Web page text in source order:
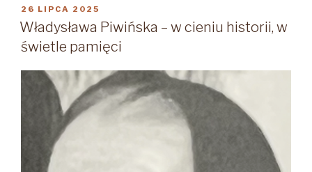
de
domo
Parys
–
1942”
OPUBLIKOWANE
W
26 LIPCA 2025
Władysława Piwińska – w cieniu historii, w
świetle pamięci